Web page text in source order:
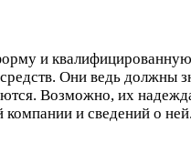
и
Они ведь должны
Возможно, их
и сведений о ней.